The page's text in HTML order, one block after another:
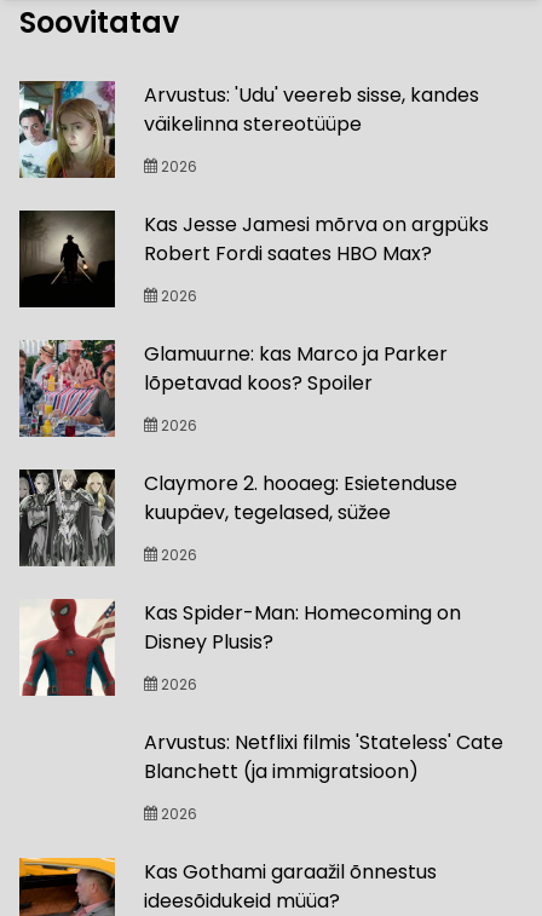
Soovitatav
Arvustus: 'Udu' veereb sisse, kandes
väikelinna stereotüüpe
2026
Kas Jesse Jamesi mõrva on argpüks
Robert Fordi saates HBO Max?
2026
Glamuurne: kas Marco ja Parker
lõpetavad koos? Spoiler
2026
Claymore 2. hooaeg: Esietenduse
kuupäev, tegelased, süžee
2026
Kas Spider-Man: Homecoming on
Disney Plusis?
2026
Arvustus: Netflixi filmis 'Stateless' Cate
Blanchett (ja immigratsioon)
2026
Kas Gothami garaažil õnnestus
ideesõidukeid müüa?